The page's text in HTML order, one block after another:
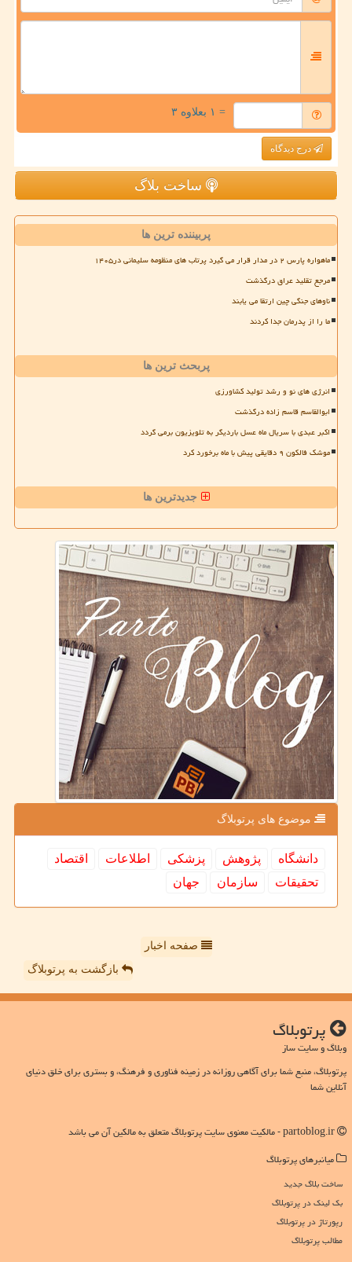
= ۱ بعلاوه ۳
درج دیدگاه
ساخت بلاگ
پربیننده ترین ها
ماهواره پارس ۲ در مدار قرار می گیرد پرتاب های منظومه سلیمانی در۱۴۰۵
مرجع تقلید عراق درگذشت
ناوهای جنگی چین ارتقا می یابند
ما را از پدرمان جدا کردند
پربحث ترین ها
انرژی های نو و رشد تولید کشاورزی
ابوالقاسم قاسم زاده درگذشت
اکبر عبدی با سریال ماه عسل باردیگر به تلویزیون برمی گردد
موشک فالکون ۹ دقایقی پیش با ماه برخورد کرد
جدیدترین ها
موضوع های پرتوبلاگ
دانشگاه پژوهش پزشكی اطلاعات
اقتصاد
تحقیقات
سازمان جهان
صفحه اخبار
بازگشت به پرتوبلاگ
پرتوبلاگ
وبلاگ و سایت ساز
پرتوبلاگ، منبع شما برای آگاهی روزانه در زمینه فناوری و فرهنگ، و بستری برای خلق دنیای
آنلاین شما
میانبرهای پرتوبلاگ
ساخت بلاگ جدید
بک لینک در پرتوبلاگ
رپورتاژ در پرتوبلاگ
مطالب پرتوبلاگ